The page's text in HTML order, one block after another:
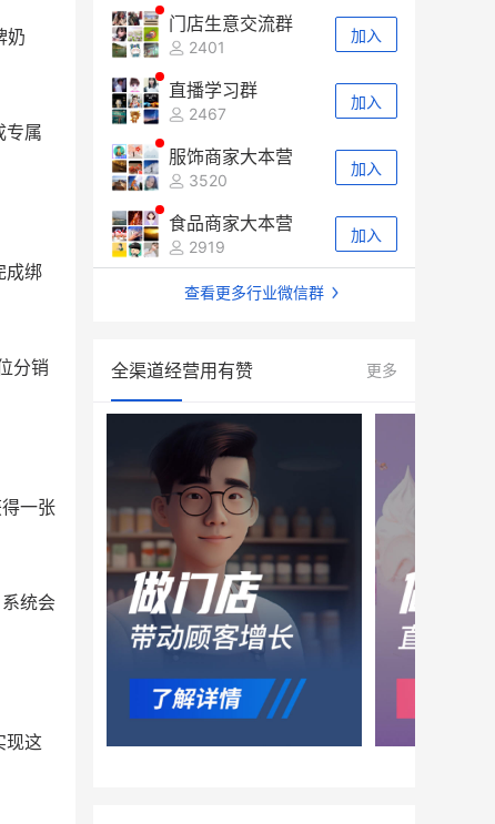
奶
专属
成绑
分销
一张
统会
现这
门店生意交流群
2401
加入
直播学习群
2467
加入
服饰商家大本营
3520
加入
食品商家大本营
2919
加入
查看更多行业微信群
全渠道经营用有赞 更多